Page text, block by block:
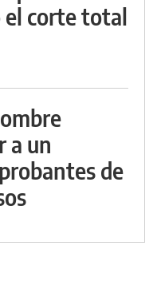
el corte total
a un
de